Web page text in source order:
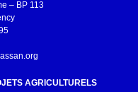
– BP 113
AGRICULTURELS